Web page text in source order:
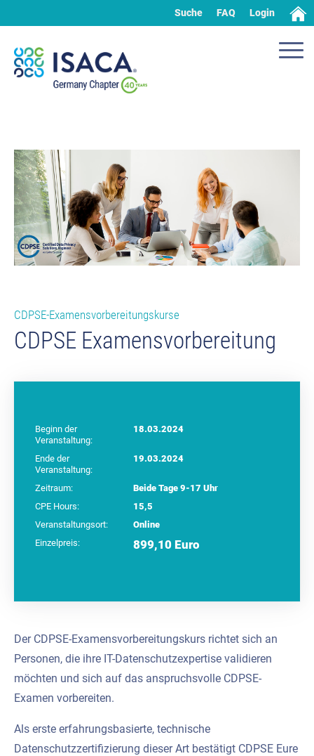
Suche FAQ Login
CDPSE-Examensvorbereitungskurse
CDPSE Examensvorbereitung
Beginn der
Veranstaltung:
18.03.2024
Ende der
Veranstaltung:
19.03.2024
Zeitraum:
Beide Tage 9-17 Uhr
CPE Hours:
15,5
Veranstaltungsort:
Online
Einzelpreis:
899,10 Euro
Der CDPSE-Examensvorbereitungskurs richtet sich an
Personen, die ihre IT-Datenschutzexpertise validieren
möchten und sich auf das anspruchsvolle CDPSE-
Examen vorbereiten.
Als erste erfahrungsbasierte, technische
Datenschutzzertifizierung dieser Art bestätigt CDPSE Eure